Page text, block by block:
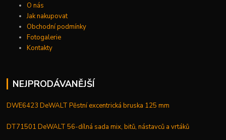
O nás
Jak nakupovat
Obchodní podmínky
Fotogalerie
Kontakty
NEJPRODÁVANĚJŠÍ
DWE6423 DeWALT Pěstní excentrická bruska 125 mm
DT71501 DeWALT 56-dílná sada mix, bitů, nástavců a vrtáků